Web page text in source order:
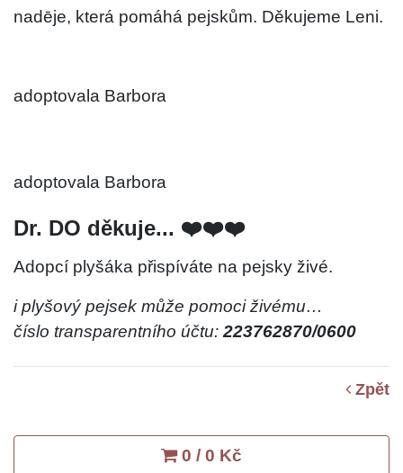
nadēje, která pomáhá pejskům. Děkujeme Leni.
adoptovala Barbora
adoptovala Barbora
Dr. DO děkuje... ❤️❤️❤️
Adopcí plyšáka přispíváte na pejsky živé.
i plyšový pejsek může pomoci živému…
číslo transparentního účtu: 223762870/0600
Zpět
0 / 0 Kč